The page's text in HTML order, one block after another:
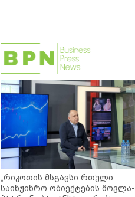
„რიკოთის მსგავსი რთული
საინჟინრო ობიექტების მოვლა-